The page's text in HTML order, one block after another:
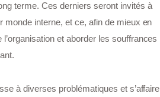
terme. Ces derniers seront invités à
monde interne, et ce, afin de mieux en
l’organisation et aborder les souffrances
à diverses problématiques et s’affaire